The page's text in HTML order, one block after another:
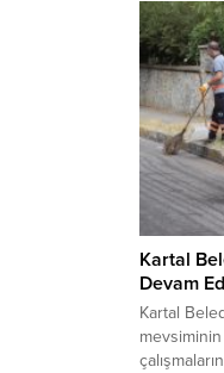
Kartal
Devam
Kartal